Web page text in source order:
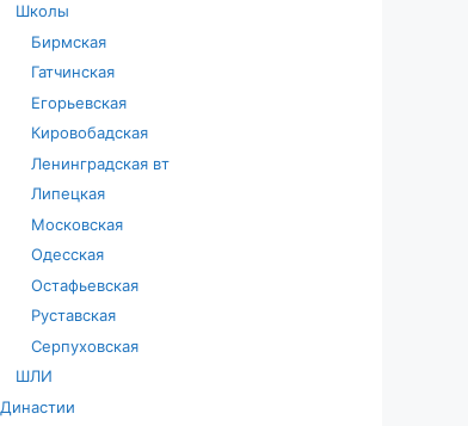
Школы
Бирмская
Гатчинская
Егорьевская
Кировобадская
Ленинградская вт
Липецкая
Московская
Одесская
Остафьевская
Руставская
Серпуховская
ШЛИ
Династии